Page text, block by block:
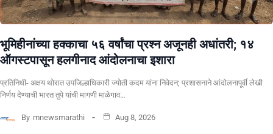
भूमिहीनांच्या हक्काचा ५६ वर्षांचा प्रश्न अजूनही अधांतरी; १४
ऑगस्टपासून हलगीनाद आंदोलनाचा इशारा
प्रतिनिधी- अक्षय थोरात उपजिल्हाधिकारी ज्योती कदम यांना निवेदन; प्रशासनाने आंदोलनापूर्वी लेखी
निर्णय देण्याची भारत तुपे यांची मागणी माळेगाव…
By mnewsmarathi Aug 8, 2026